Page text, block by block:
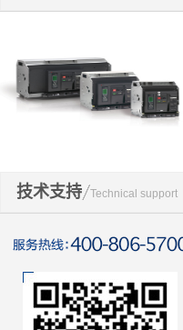
技术支持 Technical support